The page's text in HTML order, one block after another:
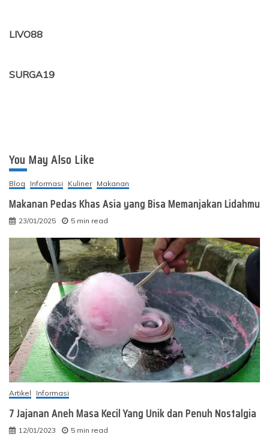
LIVO88
SURGA19
You May Also Like
Blog Informasi Kuliner Makanan
Makanan Pedas Khas Asia yang Bisa Memanjakan Lidahmu
23/01/2025 5 min read
Artikel Informasi
7 Jajanan Aneh Masa Kecil Yang Unik dan Penuh Nostalgia
12/01/2023 5 min read